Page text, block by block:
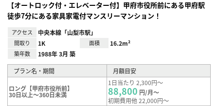
【オートロック付・エレベーター付】甲府市役所前にある甲府駅
徒歩7分にある家具家電付マンスリーマンション！
アクセス 中央本線「山梨市駅」
間取り 1K 面積 16.2m²
築年数 1988年 3月 築
プラン名・期間 月額目安
ロング【甲府市役所前】
30日以上～360日未満
1日当たり 2,300円～
88,800 円/月～
初期費用他 22,000円～